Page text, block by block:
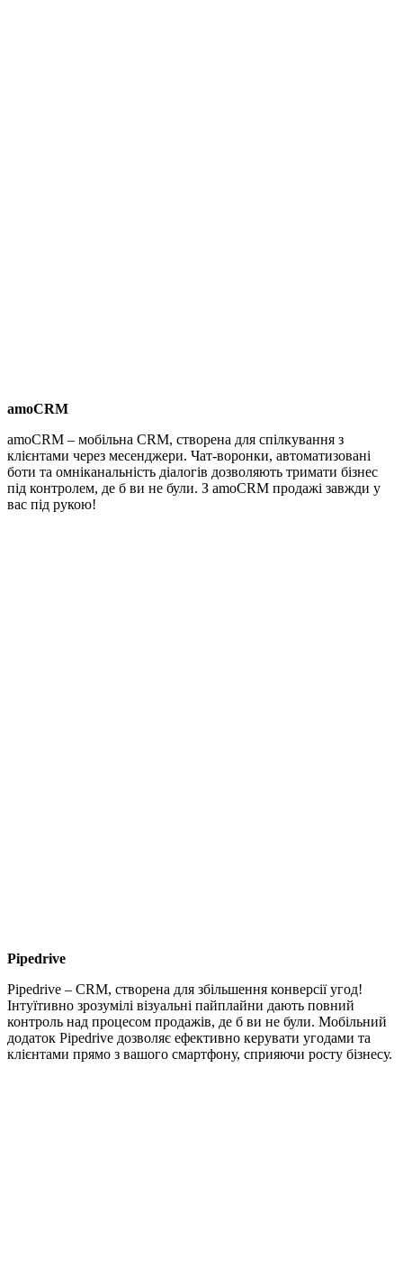
amoCRM
amoCRM – мобільна CRM, створена для спілкування з
клієнтами через месенджери. Чат-воронки, автоматизовані
боти та омніканальність діалогів дозволяють тримати бізнес
під контролем, де б ви не були. З amoCRM продажі завжди у
вас під рукою!
Pipedrive
Pipedrive – CRM, створена для збільшення конверсії угод!
Інтуїтивно зрозумілі візуальні пайплайни дають повний
контроль над процесом продажів, де б ви не були. Мобільний
додаток Pipedrive дозволяє ефективно керувати угодами та
клієнтами прямо з вашого смартфону, сприяючи росту бізнесу.